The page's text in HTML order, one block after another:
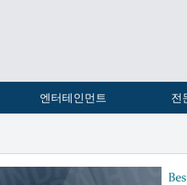
엔터테인먼트 전